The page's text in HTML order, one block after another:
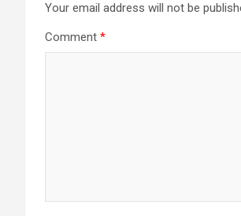
Your email address will not be
Comment *